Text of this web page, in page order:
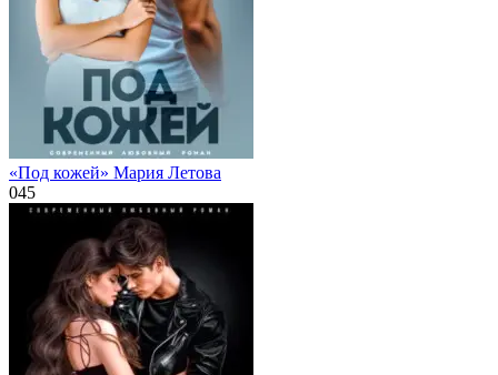
«Под кожей» Мария Летова
045